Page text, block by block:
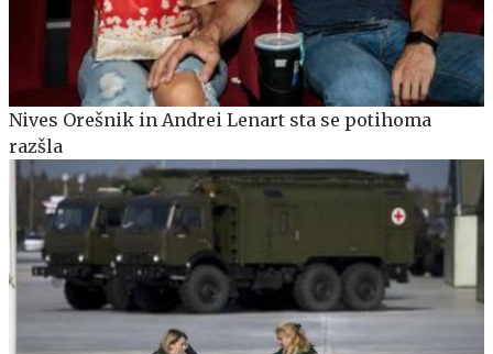
Nives Orešnik in Andrei Lenart sta se potihoma
razšla